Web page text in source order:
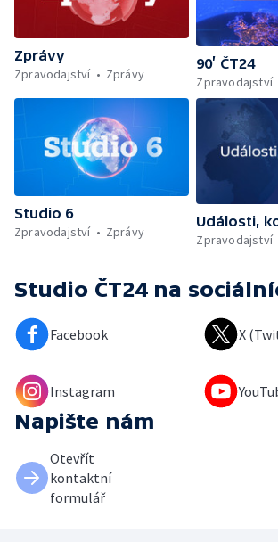
Zprávy
Zpravodajství
Zprávy
90’ ČT24
Zpravodajství
Studio 6
Zpravodajství
Zprávy
Události,
Zpravodajství
Studio ČT24 na
Facebook X
Instagram
Napište nám
Otevřít
kontaktní
formulář